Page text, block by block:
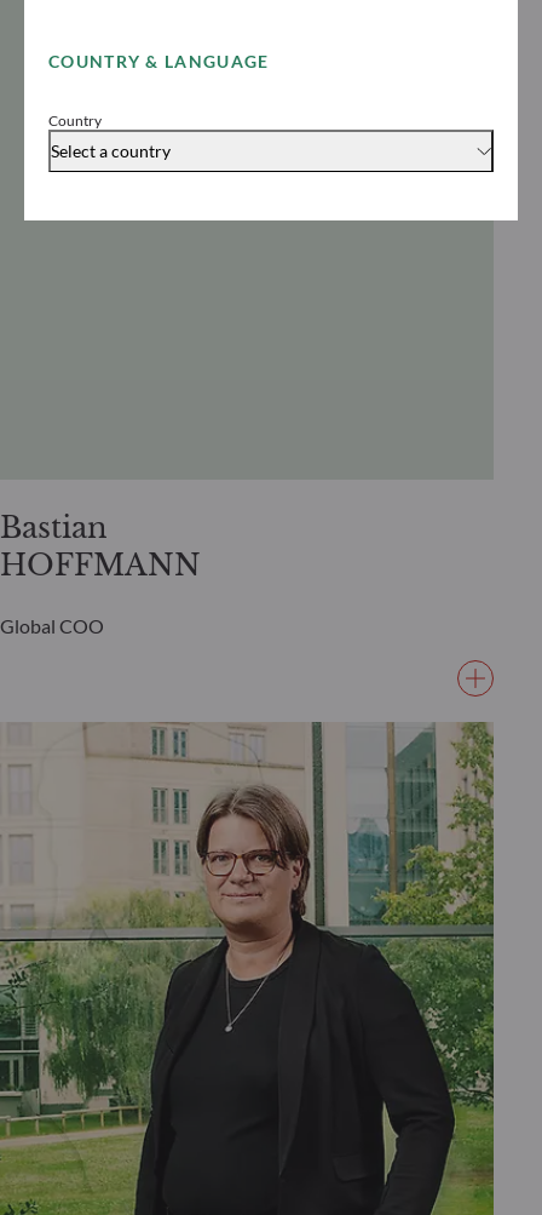
COUNTRY & LANGUAGE
Country
Select a country
Bastian
HOFFMANN
Global COO